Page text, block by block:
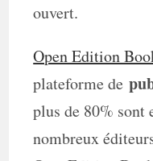
ouvert.
Open Edition
plateforme de
plus de 80% sont
nombreux